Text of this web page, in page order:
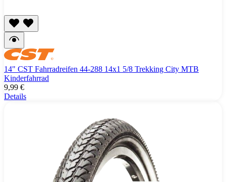
14" CST Fahrradreifen 44-288 14x1 5/8 Trekking City MTB
Kinderfahrrad
9,99 €
Details